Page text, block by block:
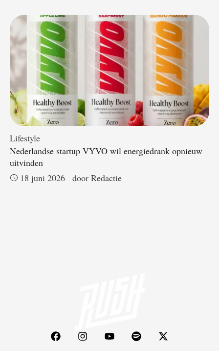
Lifestyle
Nederlandse startup VYVO wil energiedrank opnieuw
uitvinden
18 juni 2026
door Redactie